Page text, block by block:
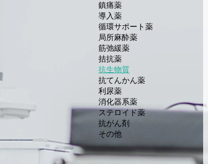
鎮痛薬
導入薬
循環サポート薬
局所麻酔薬
筋弛緩薬
拮抗薬
抗生物質
抗てんかん薬
利尿薬
消化器系薬
ステロイド薬
抗がん剤
その他